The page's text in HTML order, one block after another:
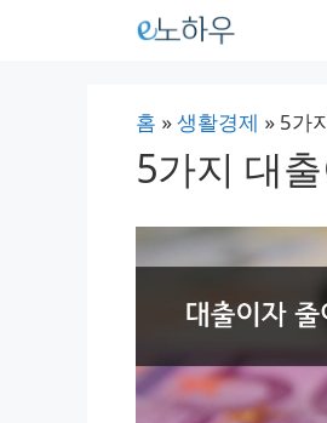
홈 »생활경제 » 5가
5가지 대